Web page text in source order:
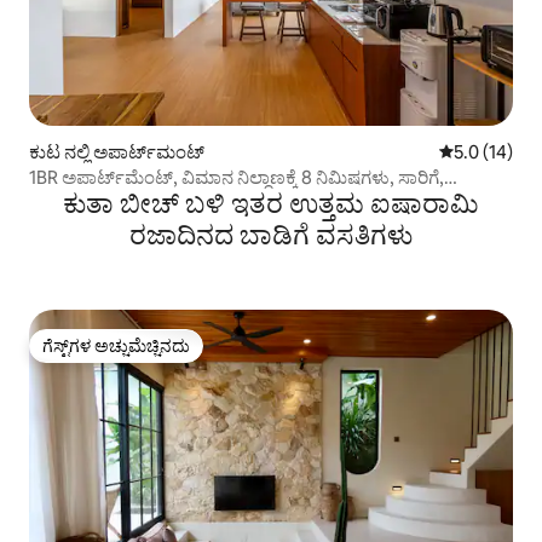
ಕುಟ ನಲ್ಲಿ ಅಪಾರ್ಟ್‌ಮಂಟ್ 5 ರಲ್ಲಿ 5.0
5.0 (14)
1BR ಅಪಾರ್ಟ್‌ಮೆಂಟ್, ವಿಮಾನ ನಿಲ್ದಾಣಕ್ಕೆ 8 ನಿಮಿಷಗಳು, ಸಾರಿಗೆ,
ಆರಾಮದಾಯಕ
ಕುತಾ ಬೀಚ್ ಬಳಿ ಇತರ ಉತ್ತಮ ಐಷಾರಾಮಿ
ರಜಾದಿನದ ಬಾಡಿಗೆ ವಸತಿಗಳು
ಗೆಸ್ಟ್‌ಗಳ ಅಚ್ಚುಮೆಚ್ಚಿನದು
ಗೆಸ್ಟ್‌ಗಳ ಅಚ್ಚುಮೆಚ್ಚಿನದು